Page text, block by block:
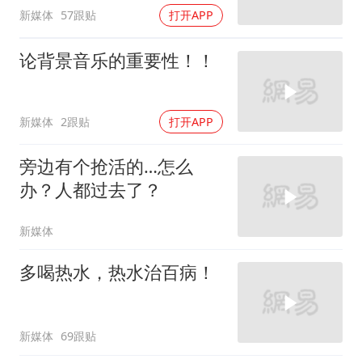
新媒体 57跟贴 打开APP
论背景音乐的重要性！！
新媒体 2跟贴 打开APP
旁边有个抢活的…怎么
办？人都过去了？
新媒体
多喝热水，热水治百病！
新媒体 69跟贴